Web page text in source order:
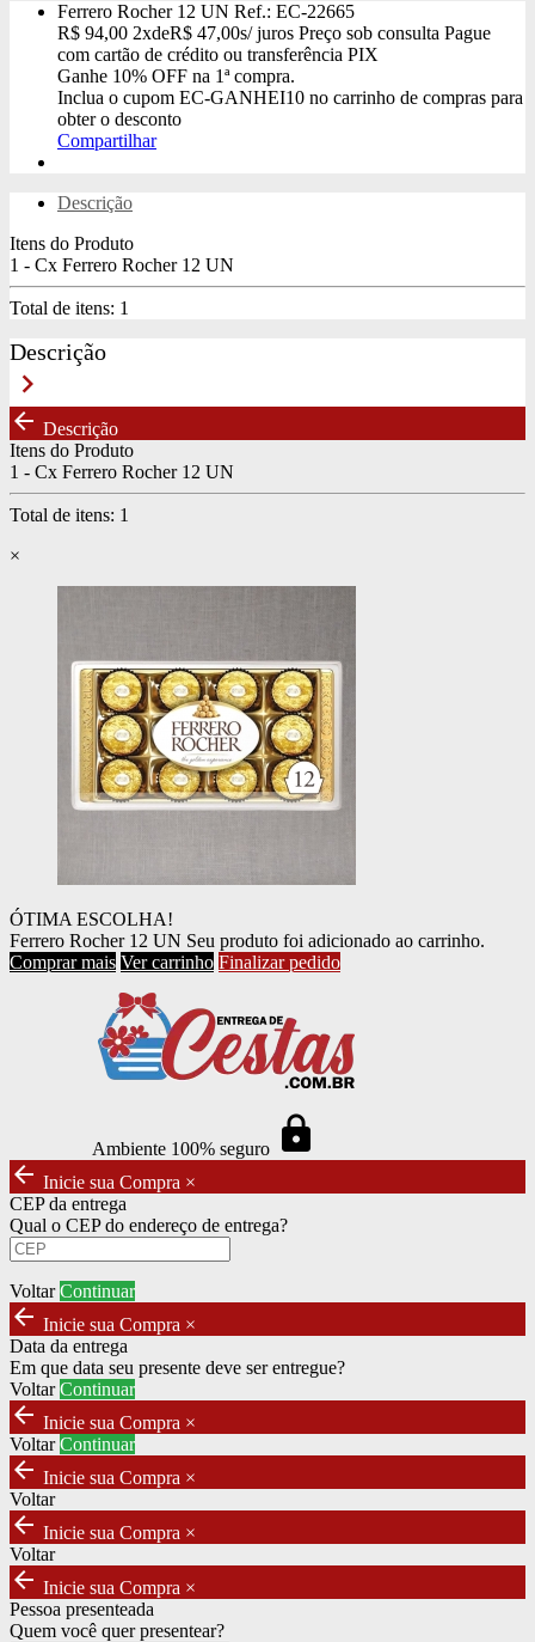
Ferrero Rocher 12 UN Ref.: EC-22665
R$ 94,00 2xdeR$ 47,00s/ juros Preço sob consulta Pague
com cartão de crédito ou transferência PIX
Ganhe 10% OFF na 1ª compra.
Inclua o cupom EC-GANHEI10 no carrinho de compras para
obter o desconto
Compartilhar
Descrição
Itens do Produto
1 - Cx Ferrero Rocher 12 UN
Total de itens: 1
Descrição
keyboard_arrow_right
arrow_back Descrição
Itens do Produto
1 - Cx Ferrero Rocher 12 UN
Total de itens: 1
×
ÓTIMA ESCOLHA!
Ferrero Rocher 12 UN Seu produto foi adicionado ao carrinho.
Comprar mais Ver carrinho Finalizar pedido
Ambiente 100% seguro https
arrow_back Inicie sua Compra ×
CEP da entrega
Qual o CEP do endereço de entrega?
Voltar Continuar
arrow_back Inicie sua Compra ×
Data da entrega
Em que data seu presente deve ser entregue?
Voltar Continuar
arrow_back Inicie sua Compra ×
Voltar Continuar
arrow_back Inicie sua Compra ×
Voltar
arrow_back Inicie sua Compra ×
Voltar
arrow_back Inicie sua Compra ×
Pessoa presenteada
Quem você quer presentear?